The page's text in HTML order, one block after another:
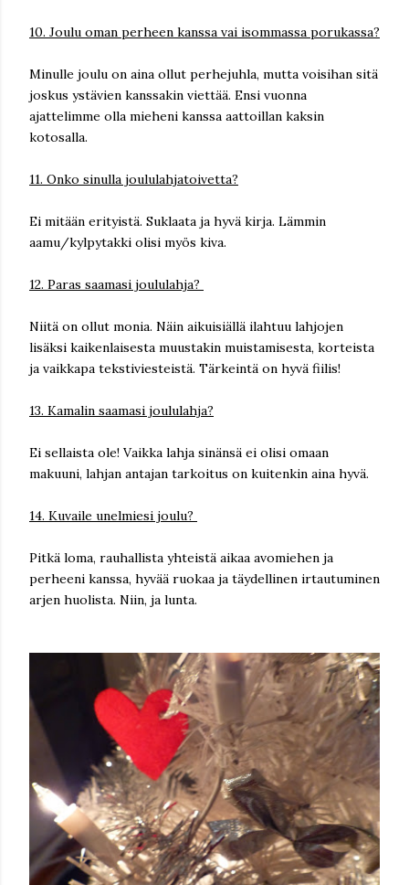
10. Joulu oman perheen kanssa vai isommassa porukassa?
Minulle joulu on aina ollut perhejuhla, mutta voisihan sitä
joskus ystävien kanssakin viettää. Ensi vuonna
ajattelimme olla mieheni kanssa aattoillan kaksin
kotosalla.
11. Onko sinulla joululahjatoivetta?
Ei mitään erityistä. Suklaata ja hyvä kirja. Lämmin
aamu/kylpytakki olisi myös kiva.
12. Paras saamasi joululahja?
Niitä on ollut monia. Näin aikuisiällä ilahtuu lahjojen
lisäksi kaikenlaisesta muustakin muistamisesta, korteista
ja vaikkapa tekstiviesteistä. Tärkeintä on hyvä fiilis!
13. Kamalin saamasi joululahja?
Ei sellaista ole! Vaikka lahja sinänsä ei olisi omaan
makuuni, lahjan antajan tarkoitus on kuitenkin aina hyvä.
14. Kuvaile unelmiesi joulu?
Pitkä loma, rauhallista yhteistä aikaa avomiehen ja
perheeni kanssa, hyvää ruokaa ja täydellinen irtautuminen
arjen huolista. Niin, ja lunta.